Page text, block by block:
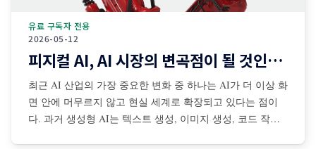
2026-05-12
유료 구독자 전용
피지컬 AI, AI 시장의 변곡점이 될 것인가?
최근 AI 산업의 가장 중요한 변화 중 하나는 AI가 더 이상 화
면 안에 머무르지 않고 현실 세계로 확장되고 있다는 점이
다. 과거 생성형 AI는 텍스트 생성, 이미지 생성, 코드 작성,